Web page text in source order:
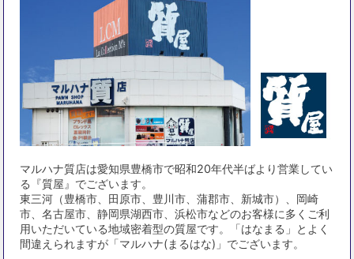
マルハナ質店は愛知県豊橋市で昭和20年代半ばより営業してい
る『質屋』でございます。
東三河（豊橋市、田原市、豊川市、蒲郡市、新城市）、岡崎
市、名古屋市、静岡県湖西市、浜松市などのお客様に多くご利
用いただいている地域密着型の質屋です。「はなまる」とよく
間違えられますが「マルハナ(まるはな)」でございます。